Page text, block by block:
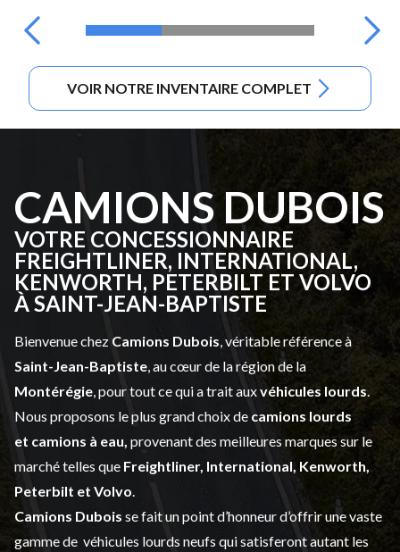
VOIR NOTRE INVENTAIRE COMPLET
CAMIONS DUBOIS
VOTRE CONCESSIONNAIRE
FREIGHTLINER, INTERNATIONAL,
KENWORTH, PETERBILT ET VOLVO
À SAINT-JEAN-BAPTISTE
Bienvenue chez Camions Dubois , véritable référence à
Saint-Jean-Baptiste , au cœur de la région de la
Montérégie , pour tout ce qui a trait auxvéhicules lourds
Nous proposons le plus grand choix de camions lourds
et camions à eau, provenant des meilleures marques sur le
marché telles que Freightliner, International, Kenworth,
Peterbilt et Volvo
Camions Dubois se fait un point d’honneur d’offrir une vaste
gamme de véhicules lourds neufs qui satisferont autant les